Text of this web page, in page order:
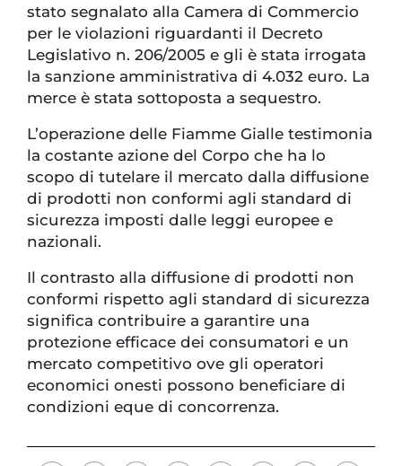
stato segnalato alla Camera di Commercio
per le violazioni riguardanti il Decreto
Legislativo n. 206/2005 e gli è stata irrogata
la sanzione amministrativa di 4.032 euro. La
merce è stata sottoposta a sequestro.
L’operazione delle Fiamme Gialle testimonia
la costante azione del Corpo che ha lo
scopo di tutelare il mercato dalla diffusione
di prodotti non conformi agli standard di
sicurezza imposti dalle leggi europee e
nazionali.
Il contrasto alla diffusione di prodotti non
conformi rispetto agli standard di sicurezza
significa contribuire a garantire una
protezione efficace dei consumatori e un
mercato competitivo ove gli operatori
economici onesti possono beneficiare di
condizioni eque di concorrenza.